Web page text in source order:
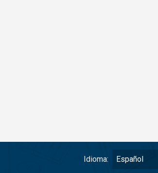
Idioma: Español